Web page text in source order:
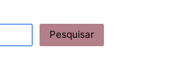
Pesquisar